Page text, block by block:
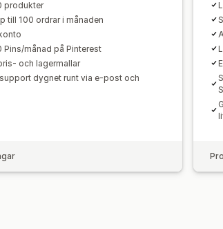
produkter
till 100 ordrar i månaden
Pins/månad på Pinterest
och lagermallar
dygnet runt via e-post och